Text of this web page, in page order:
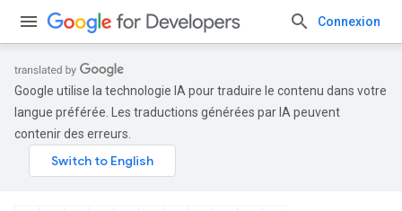
Connexion
Google utilise la technologie IA pour traduire le contenu dans votre
langue préférée. Les traductions générées par IA peuvent
contenir des erreurs.